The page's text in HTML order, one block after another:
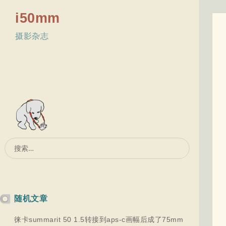
i50mm
摄影杂志
搜
索：
随机文章
徕卡summarit 50 1.5转接到aps-c画幅后成了75mm